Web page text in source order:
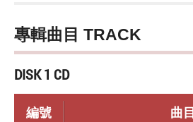
專輯曲目 TRACK
DISK 1 CD
編號 曲目